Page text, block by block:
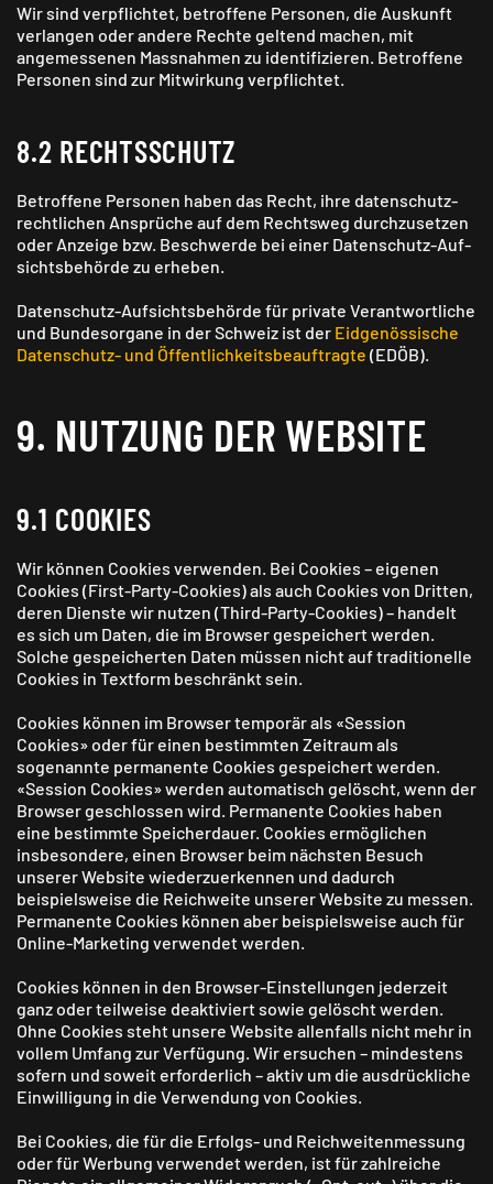
Wir sind ver­pflichtet, betroffene Personen, die Auskunft
ver­langen oder andere Rechte geltend machen, mit
angemessenen Mass­nahmen zu identi­fizieren. Betroffene
Personen sind zur Mit­wirkung verpflichtet.
8.2 RECHTSSCHUTZ
Betroffene Personen haben das Recht, ihre daten­schutz­
rechtlichen Ansprüche auf dem Recht­sweg durch­zusetzen
oder Anzeige bzw. Beschwerde bei einer Daten­schutz-Auf­
sichts­behörde zu erheben.
Daten­schutz-Aufsichts­behörde für private Verantwortliche
und Bundes­organe in der Schweiz ist der Eid­genössische
Daten­schutz- und Öffentlich­keits­beauftragte (EDÖB).
9. NUTZUNG DER WEBSITE
9.1 COOKIES
Wir können Cookies verwenden. Bei Cookies – eigenen
Cookies (First-Party-Cookies) als auch Cookies von Dritten,
deren Dienste wir nutzen (Third-Party-Cookies) – handelt
es sich um Daten, die im Browser gespeichert werden.
Solche gespeicherten Daten müssen nicht auf traditionelle
Cookies in Textform beschränkt sein.
Cookies können im Browser temporär als «Session
Cookies» oder für einen bestimmten Zeitraum als
sogenannte permanente Cookies gespeichert werden.
«Session Cookies» werden automatisch gelöscht, wenn der
Browser geschlossen wird. Permanente Cookies haben
eine bestimmte Speicherdauer. Cookies ermöglichen
insbesondere, einen Browser beim nächsten Besuch
unserer Website wiederzuerkennen und dadurch
beispielsweise die Reichweite unserer Website zu messen.
Permanente Cookies können aber beispielsweise auch für
Online-Marketing verwendet werden.
Cookies können in den Browser-Einstellungen jederzeit
ganz oder teilweise deaktiviert sowie gelöscht werden.
Ohne Cookies steht unsere Website allenfalls nicht mehr in
vollem Umfang zur Verfügung. Wir ersuchen – mindestens
sofern und soweit erforderlich – aktiv um die ausdrückliche
Einwilligung in die Verwendung von Cookies.
Bei Cookies, die für die Erfolgs- und Reichweitenmessung
oder für Werbung verwendet werden, ist für zahlreiche